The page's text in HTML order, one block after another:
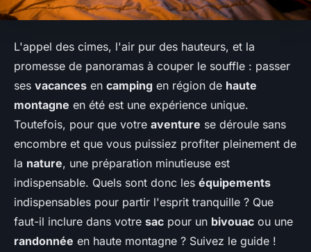
L'appel des cimes, l'air pur des hauteurs, et la
promesse de panoramas à couper le souffle : passer
ses vacances en camping en région de haute
montagne en été est une expérience unique.
Toutefois, pour que votre aventure se déroule sans
encombre et que vous puissiez profiter pleinement de
la nature, une préparation minutieuse est
indispensable. Quels sont donc les équipements
indispensables pour partir l'esprit tranquille ? Que
faut-il inclure dans votre sac pour un bivouac ou une
randonnée en haute montagne ? Suivez le guide !